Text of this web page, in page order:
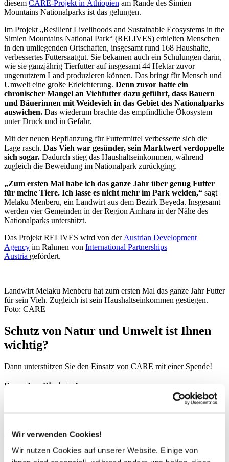
Wir verwenden Cookies!
Wir nutzen Cookies auf unserer Website. Einige von
diesem CARE-Projekt in Äthiopien am Rande des Simien
Mountains Nationalparks ist das gelungen.
Im Projekt „Resilient Livelihoods and Sustainable Ecosystems in the
Simien Mountains National Park“ (RELIVES) erhielten Menschen
in den umliegenden Ortschaften, insgesamt rund 168 Haushalte,
verbessertes Futtersaatgut. Sie bekamen auch ein Schulungen darin,
wie sie ganzjährig Tierfutter auf insgesamt 44 Hektar zuvor
ungenutztem Land produzieren können. Das bringt für Mensch und
Umwelt eine große Erleichterung. Denn zuvor hatte ein
chronischer Mangel an Viehfutter dazu geführt, dass Bauern
und Bäuerinnen mit Weidevieh in das Gebiet des Nationalparks
auswichen. Das wiederum brachte das empfindliche Ökosystem
unter Druck und in Gefahr.
Mit der neuen Bepflanzung für Futtermittel verbesserte sich die
Lage rasch. Das Vieh war gesünder, sein Marktwert verdoppelte
sich sogar. Dadurch stieg das Haushaltseinkommen, während
zugleich die Beweidung im Nationalpark zurückging.
„Zum ersten Mal habe ich das ganze Jahr über genug Futter
für meine Tiere. Ich lasse es nicht mehr im Park weiden,“ sagt
Melaku Menberu, ein Landwirt aus dem Bezirk Beyeda. Insgesamt
werden vier Gemeinden in der Region Amhara in der Nähe des
Nationalparks unterstützt.
Das Projekt RELIVES wird von der Austrian Development
Agency im Rahmen von International Partnerships
Austria gefördert.
Landwirt Melaku Menberu hat zum ersten Mal das ganze Jahr Futter
für sein Vieh. Zugleich ist sein Haushaltseinkommen gestiegen.
Foto: CARE
Schutz von Natur und Umwelt ist Ihnen
wichtig?
Dann unterstützen Sie den Einsatz von CARE mit einer Spende!
Spenden Sie jetzt!
Custom amount in €